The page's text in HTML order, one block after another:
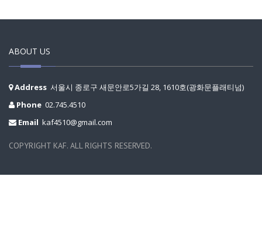
ABOUT US
Address 서울시 종로구 새문안로5가길 28, 1610호(광화문플래티넘)
Phone 02.745.4510
Email kaf4510@gmail.com
COPYRIGHT KAF. ALL RIGHTS RESERVED.